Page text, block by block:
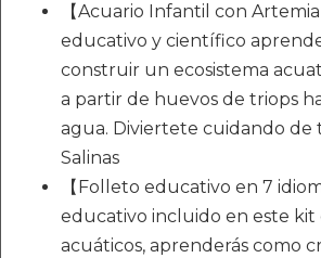
【Acuario Infantil con
educativo y científico
construir un ecosistema
a partir de huevos de triops
agua. Diviertete cuidando de
Salinas
【Folleto educativo en 7
educativo incluido en este kit
acuáticos, aprenderás como